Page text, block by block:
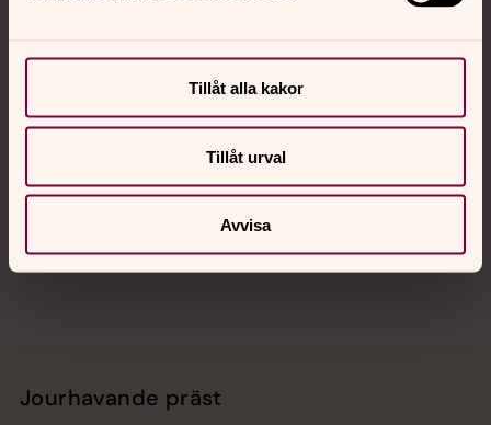
Tillåt alla kakor
Tillåt urval
Avvisa
Kalender
Jourhavande präst